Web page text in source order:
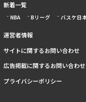
新着一覧
NBA Bリーグ バスケ日
運営者情報
サイトに関するお問い合わせ
広告掲載に関するお問い合わせ
プライバシーポリシー